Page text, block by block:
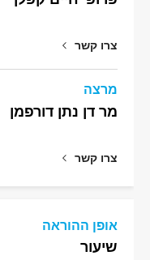
צרו קשר
מרצה
מר דן נתן דורפמן
צרו קשר
אופן ההוראה
שיעור